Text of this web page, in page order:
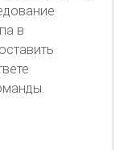
в